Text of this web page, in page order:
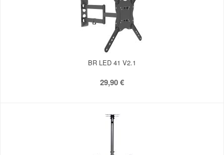
BR LED 41 V2.1
29,90 €